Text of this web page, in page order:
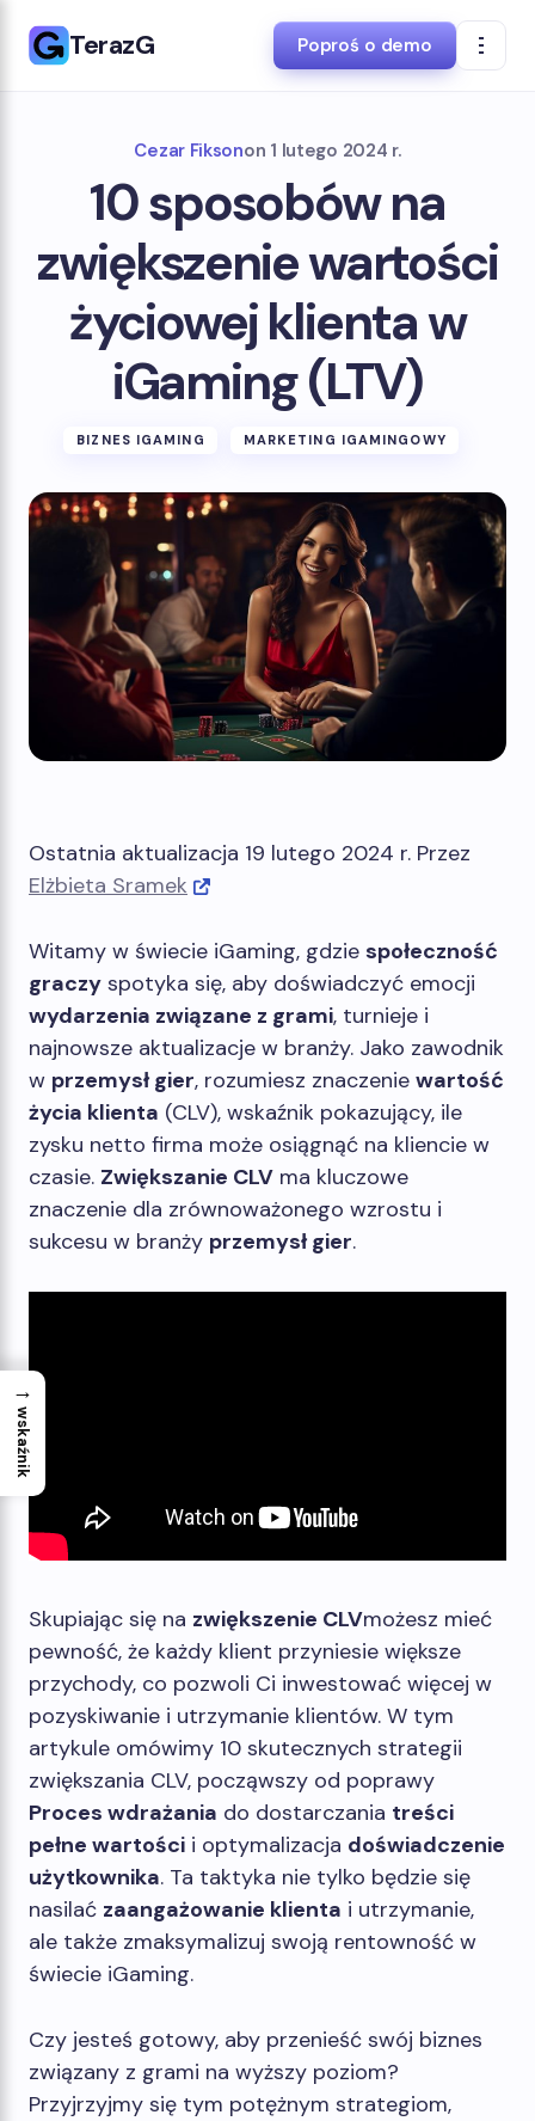
TerazG Poproś o demo
Cezar Fiksonon 1 lutego 2024 r.
10 sposobów na
zwiększenie wartości
życiowej klienta w
iGaming (LTV)
BIZNES IGAMING MARKETING IGAMINGOWY
Ostatnia aktualizacja 19 lutego 2024 r. Przez
Elżbieta Sramek
Witamy w świecie iGaming, gdzie społeczność
graczy spotyka się, aby doświadczyć emocji
wydarzenia związane z grami, turnieje i
najnowsze aktualizacje w branży. Jako zawodnik
w przemysł gier, rozumiesz znaczenie wartość
życia klienta (CLV), wskaźnik pokazujący, ile
zysku netto firma może osiągnąć na kliencie w
czasie. Zwiększanie CLV ma kluczowe
znaczenie dla zrównoważonego wzrostu i
sukcesu w branży przemysł gier.
Skupiając się na zwiększenie CLVmożesz mieć
pewność, że każdy klient przyniesie większe
przychody, co pozwoli Ci inwestować więcej w
pozyskiwanie i utrzymanie klientów. W tym
artykule omówimy 10 skutecznych strategii
zwiększania CLV, począwszy od poprawy
Proces wdrażania do dostarczania treści
pełne wartości i optymalizacja doświadczenie
użytkownika. Ta taktyka nie tylko będzie się
nasilać zaangażowanie klienta i utrzymanie,
ale także zmaksymalizuj swoją rentowność w
świecie iGaming.
Czy jesteś gotowy, aby przenieść swój biznes
związany z grami na wyższy poziom?
Przyjrzyjmy się tym potężnym strategiom,
→
wskaźnik